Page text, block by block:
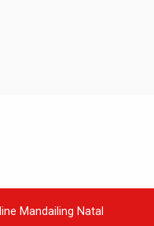
Mandailing Natal